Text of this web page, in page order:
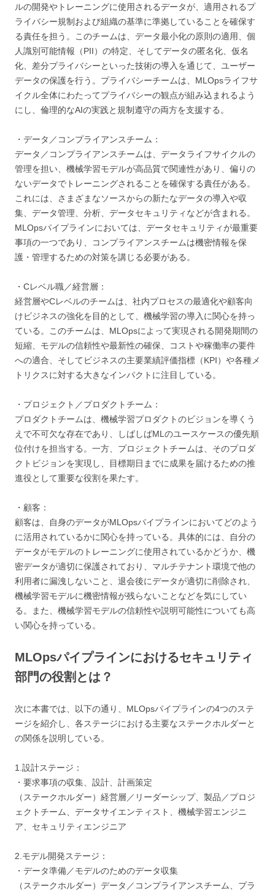
ルの開発やトレーニングに使用されるデータが、適用されるプ
ライバシー規制および組織の基準に準拠していることを確保す
る責任を担う。このチームは、データ最小化の原則の適用、個
人識別可能情報（PII）の特定、そしてデータの匿名化、仮名
化、差分プライバシーといった技術の導入を通じて、ユーザー
データの保護を行う。プライバシーチームは、MLOpsライフサ
イクル全体にわたってプライバシーの観点が組み込まれるよう
にし、倫理的なAIの実践と規制遵守の両方を支援する。
・データ／コンプライアンスチーム：
データ／コンプライアンスチームは、データライフサイクルの
管理を担い、機械学習モデルが高品質で関連性があり、偏りの
ないデータでトレーニングされることを確保する責任がある。
これには、さまざまなソースからの新たなデータの導入や収
集、データ管理、分析、データセキュリティなどが含まれる。
MLOpsパイプラインにおいては、データセキュリティが最重要
事項の一つであり、コンプライアンスチームは機密情報を保
護・管理するための対策を講じる必要がある。
・Cレベル職／経営層：
経営層やCレベルのチームは、社内プロセスの最適化や顧客向
けビジネスの強化を目的として、機械学習の導入に関心を持っ
ている。このチームは、MLOpsによって実現される開発期間の
短縮、モデルの信頼性や最新性の確保、コストや稼働率の要件
への適合、そしてビジネスの主要業績評価指標（KPI）や各種メ
トリクスに対する大きなインパクトに注目している。
・プロジェクト／プロダクトチーム：
プロダクトチームは、機械学習プロダクトのビジョンを導くう
えで不可欠な存在であり、しばしばMLのユースケースの優先順
位付けを担当する。一方、プロジェクトチームは、そのプロダ
クトビジョンを実現し、目標期日までに成果を届けるための推
進役として重要な役割を果たす。
・顧客：
顧客は、自身のデータがMLOpsパイプラインにおいてどのよう
に活用されているかに関心を持っている。具体的には、自分の
データがモデルのトレーニングに使用されているかどうか、機
密データが適切に保護されており、マルチテナント環境で他の
利用者に漏洩しないこと、退会後にデータが適切に削除され、
機械学習モデルに機密情報が残らないことなどを気にしてい
る。また、機械学習モデルの信頼性や説明可能性についても高
い関心を持っている。
MLOpsパイプラインにおけるセキュリティ
部門の役割とは？
次に本書では、以下の通り、MLOpsパイプラインの4つのステ
ージを紹介し、各ステージにおける主要なステークホルダーと
の関係を説明している。
1.設計ステージ：
・要求事項の収集、設計、計画策定
（ステークホルダー）経営層／リーダーシップ、製品／プロジ
ェクトチーム、データサイエンティスト、機械学習エンジニ
ア、セキュリティエンジニア
2.モデル開発ステージ：
・データ準備／モデルのためのデータ収集
（ステークホルダー）データ／コンプライアンスチーム、プラ